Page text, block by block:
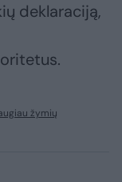
deklaraciją,
žymių